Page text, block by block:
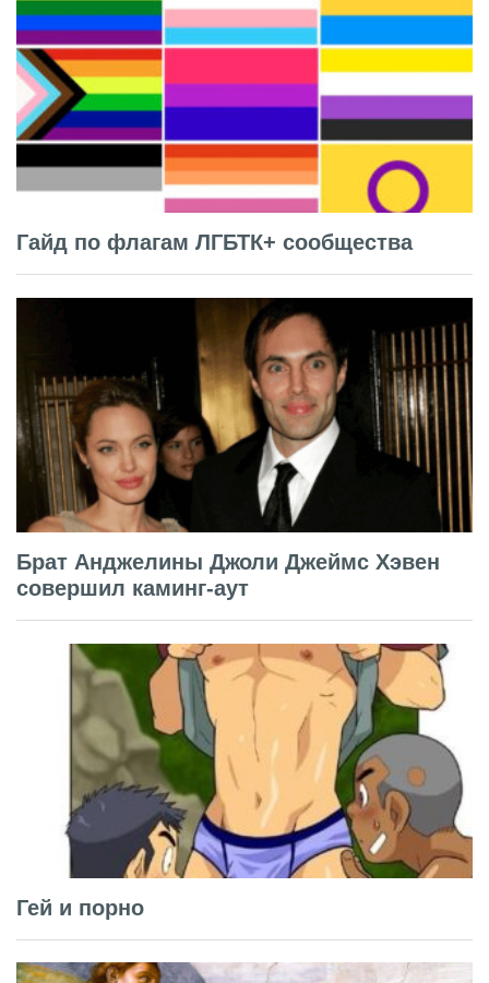
Гайд по флагам ЛГБТК+ сообщества
Брат Анджелины Джоли Джеймс Хэвен
совершил каминг-аут
Гей и порно